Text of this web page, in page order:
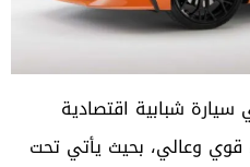
جي ار 86 2023 هي سيارة شبابية اقتصادية
قوي وعالي، بحيث يأتي تحت